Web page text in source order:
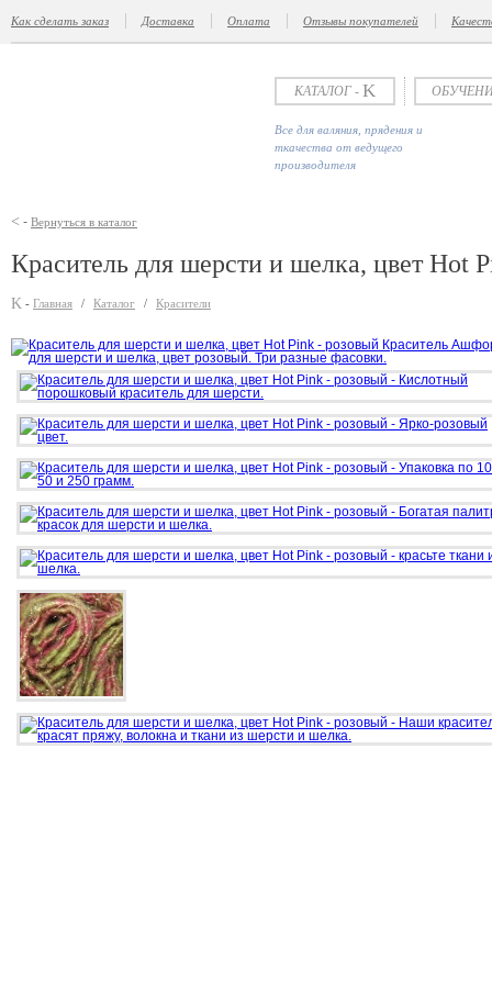
Как сделать заказ Доставка Оплата Отзывы покупателей
КАТАЛОГ - K
Все для валяния, прядения и
ткачества от ведущего
производителя
< - Вернуться в каталог
Краситель для шерсти и шелка, цвет Hot
K - Главная / Каталог / Красители